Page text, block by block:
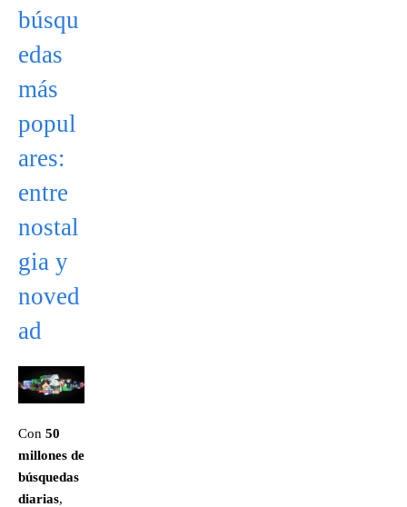
búsqu
edas
más
popul
ares:
entre
nostal
gia y
noved
ad
Con 50
millones de
búsquedas
diarias,